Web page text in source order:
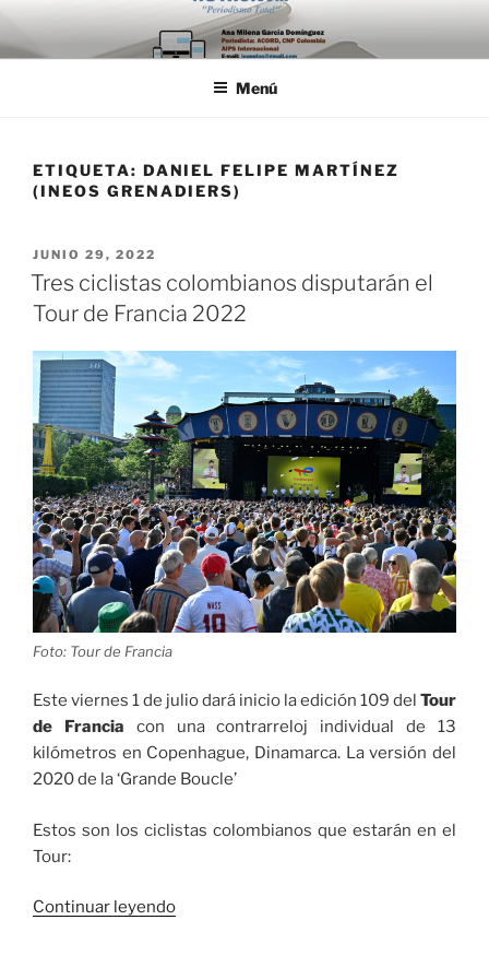
Saltar
al
contenido
Menú
ETIQUETA: DANIEL FELIPE MARTÍNEZ
(INEOS GRENADIERS)
PUBLICADO
EL
JUNIO 29, 2022
Tres ciclistas colombianos disputarán el
Tour de Francia 2022
Foto: Tour de Francia
Este viernes 1 de julio dará inicio la edición 109 del Tour
de Francia con una contrarreloj individual de 13
kilómetros en Copenhague, Dinamarca. La versión del
2020 de la ‘Grande Boucle’
Estos son los ciclistas colombianos que estarán en el
Tour:
Continuar leyendo«Tres